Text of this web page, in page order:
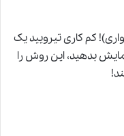
کم کاری تیرویید یک
بدهید، این روش را